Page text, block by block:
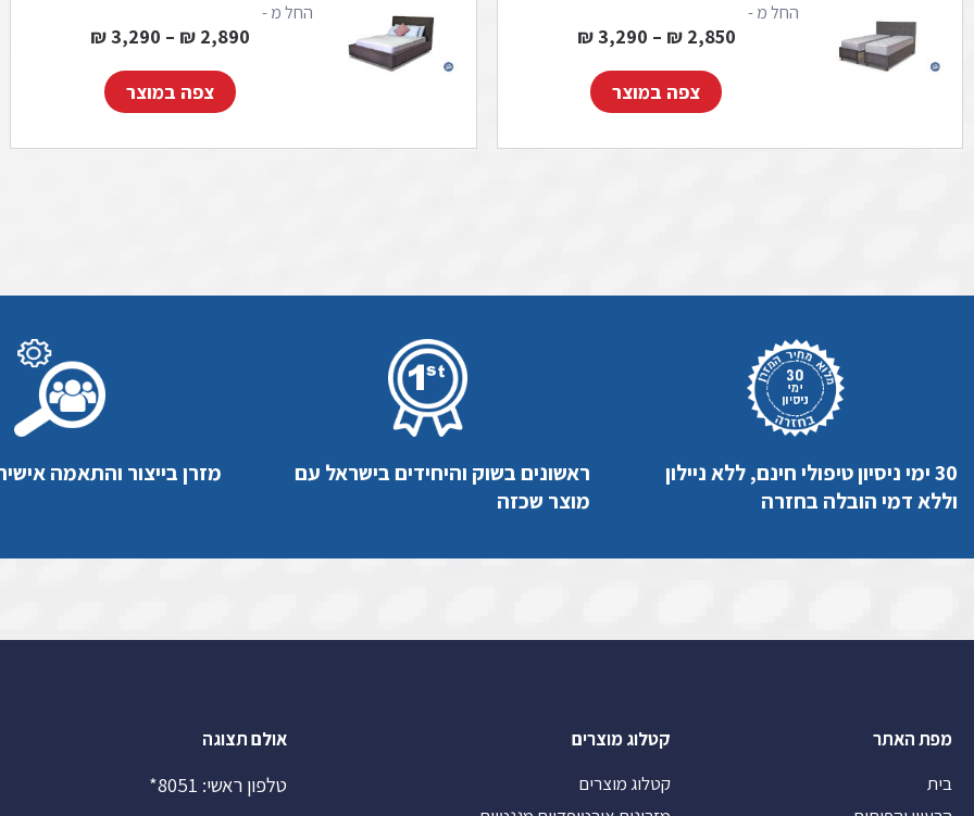
החל מ -
2,850
₪
–
3,290
₪
צפה במוצר
החל מ -
2,890
₪
–
3,290
₪
צפה במוצר
30 ימי ניסיון טיפולי חינם, ללא ניילון
וללא דמי הובלה בחזרה
ראשונים בשוק והיחידים בישראל עם
מוצר שכזה
מזרן בייצור והתאמה
מפת האתר
בית
קטלוג מוצרים
קטלוג מוצרים
אולם תצוגה
טלפון ראשי: 8051*